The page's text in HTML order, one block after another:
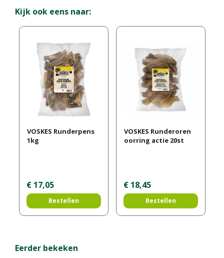
Kijk ook eens naar:
VOSKES Runderpens
1kg
€ 17,05
Bestellen
VOSKES Runderoren
oorring actie 20st
€ 18,45
Bestellen
Eerder bekeken